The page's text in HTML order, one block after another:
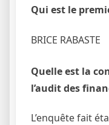
Qui est le
BRICE RABASTE
Quelle est la
l’audit des
L’enquête fait